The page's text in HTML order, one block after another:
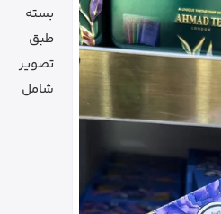
بسته
طبق
تصویر
شامل